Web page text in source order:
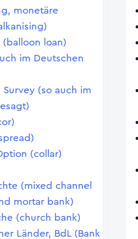
monetäre
(balloon loan)
im Deutschen
Survey (so auch im
(collar)
(mixed channel
mortar bank)
(church bank)
Länder, BdL (Bank